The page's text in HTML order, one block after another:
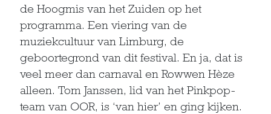
de Hoogmis van het Zuiden op het
programma. Een viering van de
muziekcultuur van Limburg, de
geboortegrond van dit festival. En ja, dat is
veel meer dan carnaval en Rowwen Hèze
alleen. Tom Janssen, lid van het Pinkpop-
team van OOR, is ‘van hier’ en ging kijken.